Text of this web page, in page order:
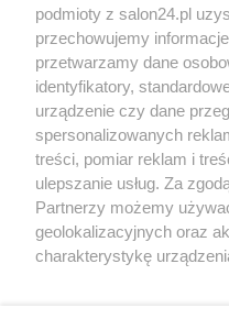
Społeczeństwo
Kultura
X Facebook
podmioty z salon24.pl
przechowujemy
przetwarzamy dane
identyfikatory,
urządzenie czy dane
spersonalizowanych
treści, pomiar reklam i
ulepszanie usług. Za
Partnerzy możemy
geolokalizacyjnych oraz
charakterystykę